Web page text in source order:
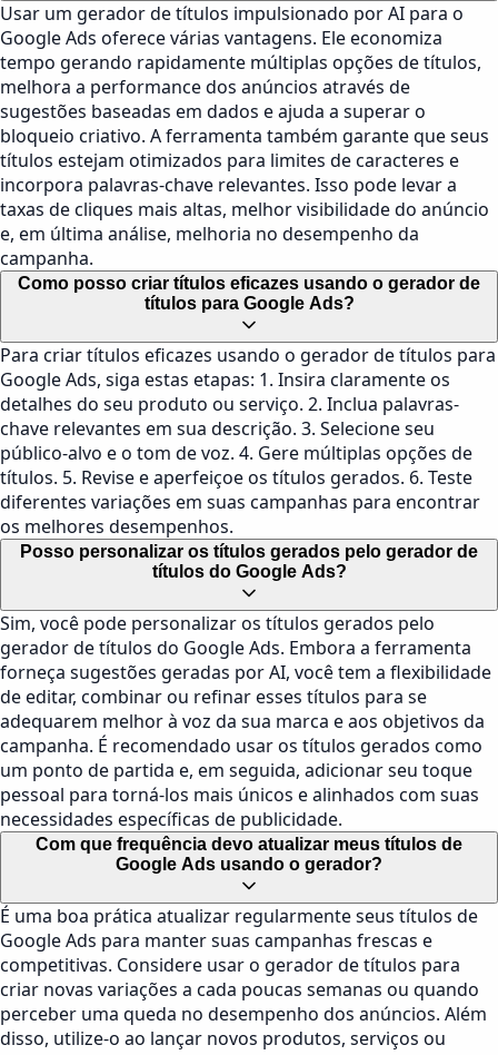
Usar um gerador de títulos impulsionado por AI para o
Google Ads oferece várias vantagens. Ele economiza
tempo gerando rapidamente múltiplas opções de títulos,
melhora a performance dos anúncios através de
sugestões baseadas em dados e ajuda a superar o
bloqueio criativo. A ferramenta também garante que seus
títulos estejam otimizados para limites de caracteres e
incorpora palavras-chave relevantes. Isso pode levar a
taxas de cliques mais altas, melhor visibilidade do anúncio
e, em última análise, melhoria no desempenho da
campanha.
Como posso criar títulos eficazes usando o gerador de
títulos para Google Ads?
Para criar títulos eficazes usando o gerador de títulos para
Google Ads, siga estas etapas: 1. Insira claramente os
detalhes do seu produto ou serviço. 2. Inclua palavras-
chave relevantes em sua descrição. 3. Selecione seu
público-alvo e o tom de voz. 4. Gere múltiplas opções de
títulos. 5. Revise e aperfeiçoe os títulos gerados. 6. Teste
diferentes variações em suas campanhas para encontrar
os melhores desempenhos.
Posso personalizar os títulos gerados pelo gerador de
títulos do Google Ads?
Sim, você pode personalizar os títulos gerados pelo
gerador de títulos do Google Ads. Embora a ferramenta
forneça sugestões geradas por AI, você tem a flexibilidade
de editar, combinar ou refinar esses títulos para se
adequarem melhor à voz da sua marca e aos objetivos da
campanha. É recomendado usar os títulos gerados como
um ponto de partida e, em seguida, adicionar seu toque
pessoal para torná-los mais únicos e alinhados com suas
necessidades específicas de publicidade.
Com que frequência devo atualizar meus títulos de
Google Ads usando o gerador?
É uma boa prática atualizar regularmente seus títulos de
Google Ads para manter suas campanhas frescas e
competitivas. Considere usar o gerador de títulos para
criar novas variações a cada poucas semanas ou quando
perceber uma queda no desempenho dos anúncios. Além
disso, utilize-o ao lançar novos produtos, serviços ou